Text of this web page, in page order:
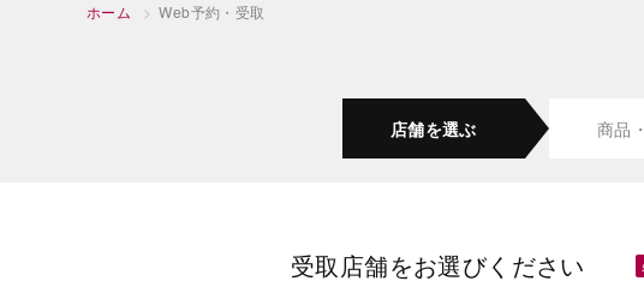
ホーム > Web予約・受取
店舗を選ぶ 商品
受取店舗をお選びください